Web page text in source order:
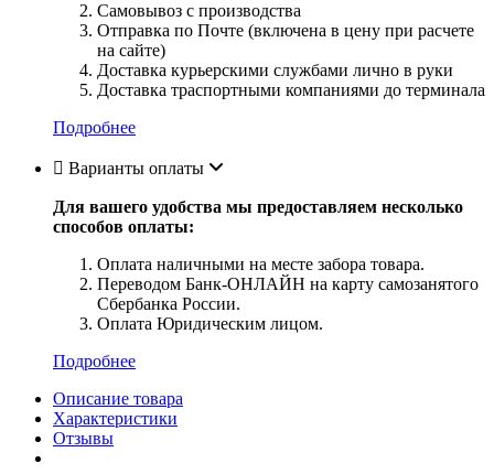
Самовывоз с производства
Отправка по Почте (включена в цену при расчете
на сайте)
Доставка курьерскими службами лично в руки
Доставка траспортными компаниями до терминала
Подробнее
Варианты оплаты
Для вашего удобства мы предоставляем несколько
способов оплаты:
Оплата наличными на месте забора товара.
Переводом Банк-ОНЛАЙН на карту самозанятого
Сбербанка России.
Оплата Юридическим лицом.
Подробнее
Описание товара
Характеристики
Отзывы